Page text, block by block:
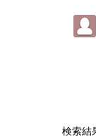
検索結